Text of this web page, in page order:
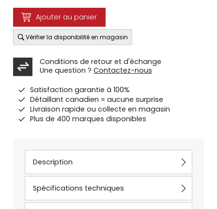
Ajouter au panier
Vérifier la disponibilité en magasin
Conditions de retour et d'échange
Une question ? Contactez-nous
Satisfaction garantie à 100%
Détaillant canadien = aucune surprise
Livraison rapide ou collecte en magasin
Plus de 400 marques disponibles
Description
Spécifications techniques